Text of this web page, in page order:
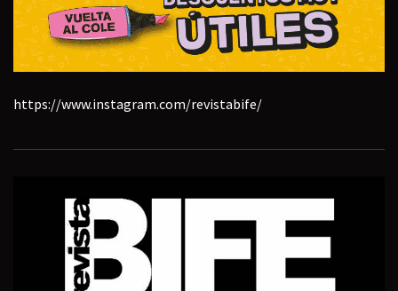
https://www.instagram.com/revistabife/